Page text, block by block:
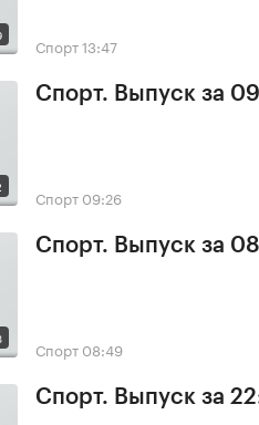
Спорт13:47
Спорт. Выпуск за
Спорт 09:26
Спорт. Выпуск за
Спорт 08:49
Спорт. Выпуск за